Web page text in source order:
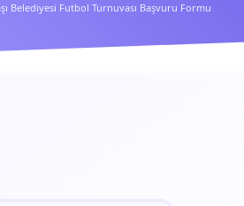
Belediyesi Futbol Turnuvası Başvuru Formu